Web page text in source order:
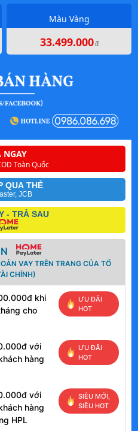
Màu Vàng
33.499.000đ
NGAY
Toàn Quốc
QUA THẺ
JCB
- TRẢ SAU
VAY TRÊN TRANG CỦA TỔ
CHÍNH)
khi
cho
ƯU ĐÃI
HOT
với
hàng
ƯU ĐÃI
HOT
với
hàng
HPL
SIÊU MỚI,
SIÊU HOT